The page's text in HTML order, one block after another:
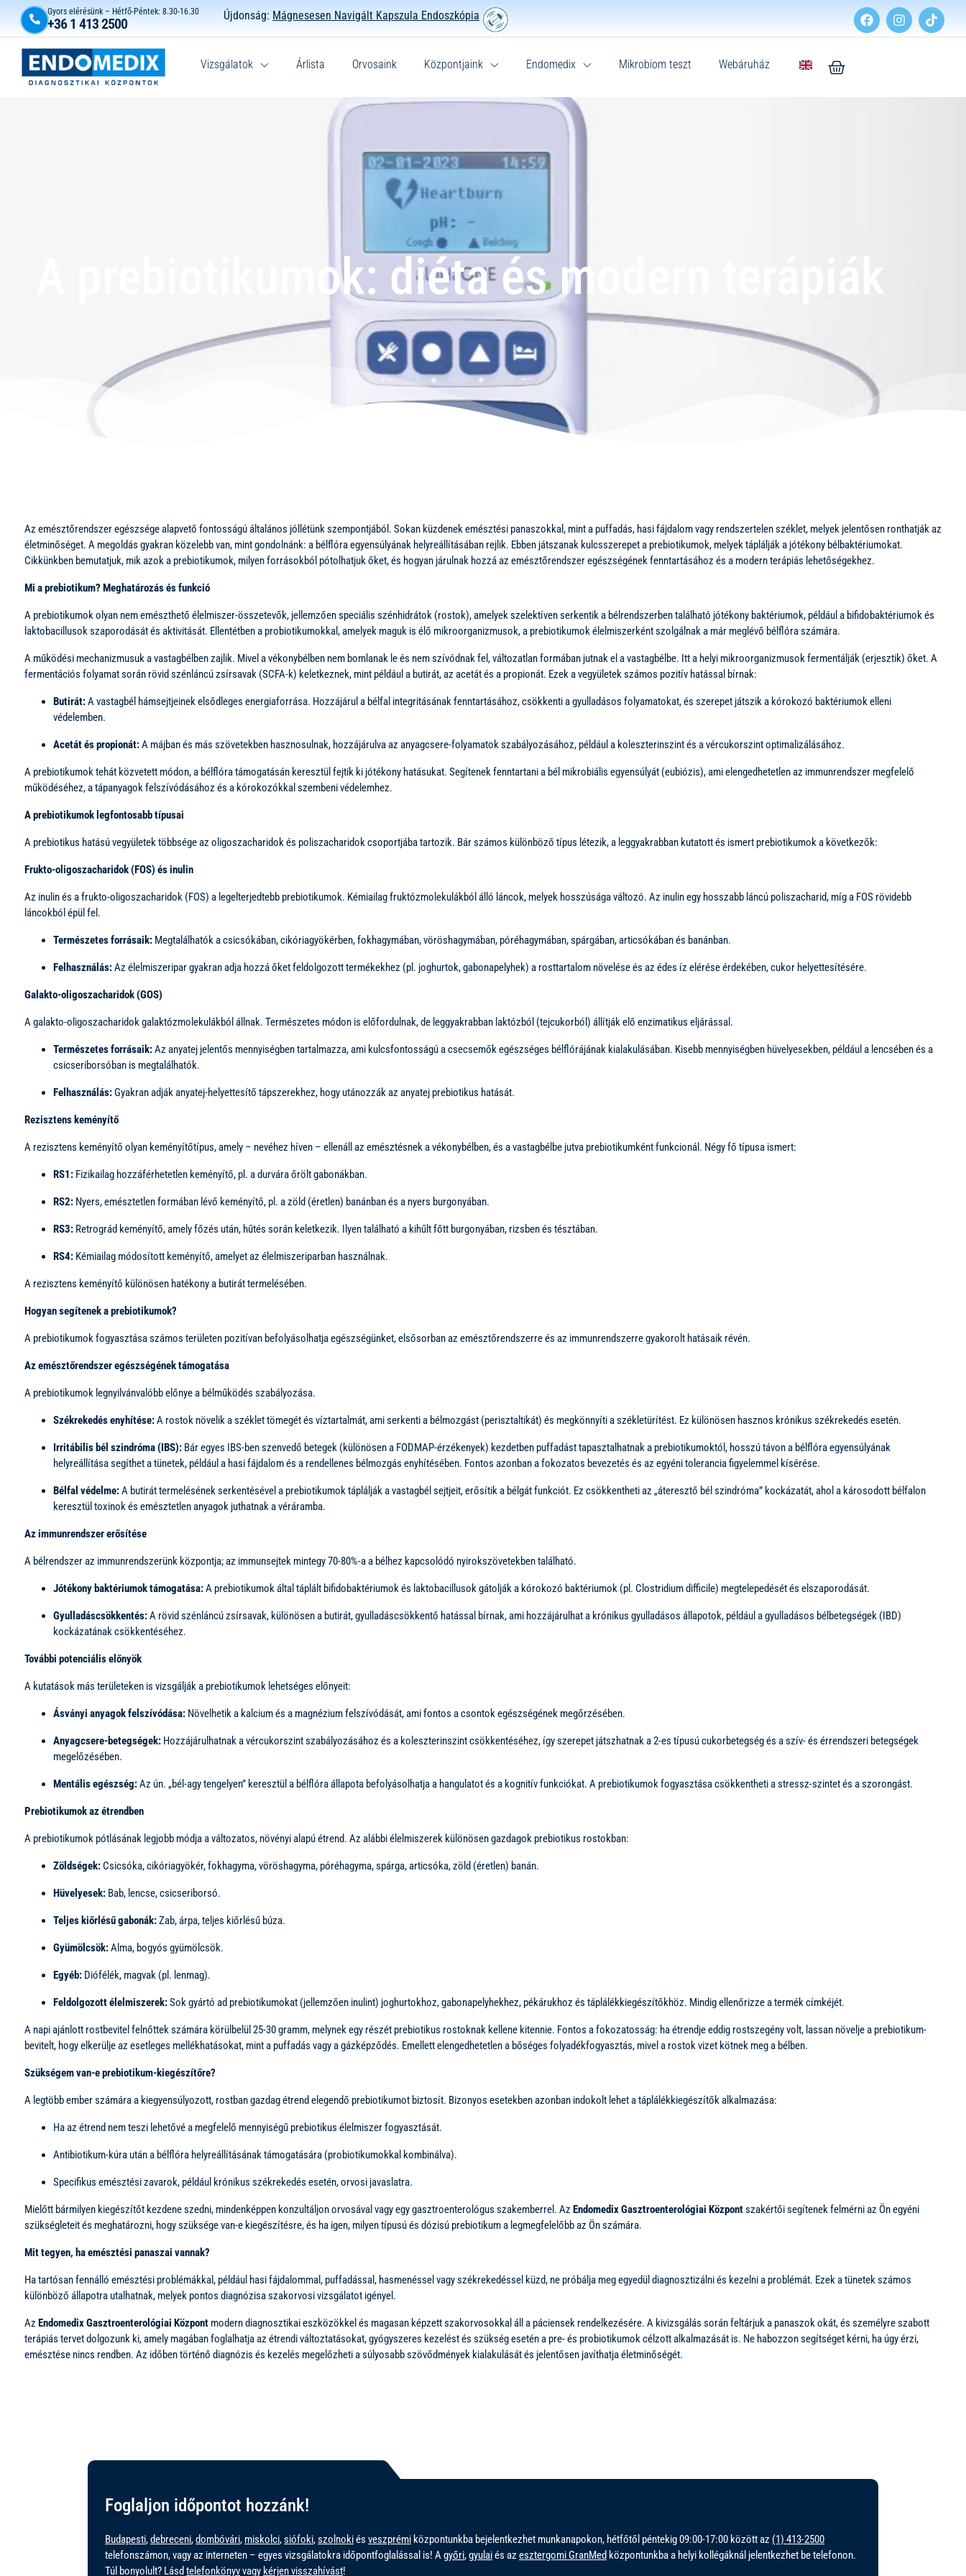
Gyors elérésünk – Hétfő-Péntek: 8.30-16.30
+36 1 413 2500 Újdonság: Mágnesesen Navigált Kapszula Endoszkópia
Vizsgálatok Árlista Orvosaink Központjaink Endomedix Mikrobiom teszt Webáruház
A prebiotikumok: diéta és modern terápiák
Az emésztőrendszer egészsége alapvető fontosságú általános jóllétünk szempontjából. Sokan küzdenek emésztési panaszokkal, mint a puffadás, hasi fájdalom vagy rendszertelen széklet, melyek jelentősen ronthatják az
életminőséget. A megoldás gyakran közelebb van, mint gondolnánk: a bélflóra egyensúlyának helyreállításában rejlik. Ebben játszanak kulcsszerepet a prebiotikumok, melyek táplálják a jótékony bélbaktériumokat.
Cikkünkben bemutatjuk, mik azok a prebiotikumok, milyen forrásokból pótolhatjuk őket, és hogyan járulnak hozzá az emésztőrendszer egészségének fenntartásához és a modern terápiás lehetőségekhez.
Mi a prebiotikum? Meghatározás és funkció
A prebiotikumok olyan nem emészthető élelmiszer-összetevők, jellemzően speciális szénhidrátok (rostok), amelyek szelektíven serkentik a bélrendszerben található jótékony baktériumok, például a bifidobaktériumok és
laktobacillusok szaporodását és aktivitását. Ellentétben a probiotikumokkal, amelyek maguk is élő mikroorganizmusok, a prebiotikumok élelmiszerként szolgálnak a már meglévő bélflóra számára.
A működési mechanizmusuk a vastagbélben zajlik. Mivel a vékonybélben nem bomlanak le és nem szívódnak fel, változatlan formában jutnak el a vastagbélbe. Itt a helyi mikroorganizmusok fermentálják (erjesztik) őket. A
fermentációs folyamat során rövid szénláncú zsírsavak (SCFA-k) keletkeznek, mint például a butirát, az acetát és a propionát. Ezek a vegyületek számos pozitív hatással bírnak:
Butirát:A vastagbél hámsejtjeinek elsődleges energiaforrása. Hozzájárul a bélfal integritásának fenntartásához, csökkenti a gyulladásos folyamatokat, és szerepet játszik a kórokozó baktériumok elleni
védelemben.
Acetát és propionát:A májban és más szövetekben hasznosulnak, hozzájárulva az anyagcsere-folyamatok szabályozásához, például a koleszterinszint és a vércukorszint optimalizálásához.
A prebiotikumok tehát közvetett módon, a bélflóra támogatásán keresztül fejtik ki jótékony hatásukat. Segítenek fenntartani a bél mikrobiális egyensúlyát (eubiózis), ami elengedhetetlen az immunrendszer megfelelő
működéséhez, a tápanyagok felszívódásához és a kórokozókkal szembeni védelemhez.
A prebiotikumok legfontosabb típusai
A prebiotikus hatású vegyületek többsége az oligoszacharidok és poliszacharidok csoportjába tartozik. Bár számos különböző típus létezik, a leggyakrabban kutatott és ismert prebiotikumok a következők:
Frukto-oligoszacharidok (FOS) és inulin
Az inulin és a frukto-oligoszacharidok (FOS) a legelterjedtebb prebiotikumok. Kémiailag fruktózmolekulákból álló láncok, melyek hosszúsága változó. Az inulin egy hosszabb láncú poliszacharid, míg a FOS rövidebb
láncokból épül fel.
Természetes forrásaik: Megtalálhatók a csicsókában, cikóriagyökérben, fokhagymában, vöröshagymában, póréhagymában, spárgában, articsókában és banánban.
Felhasználás:Az élelmiszeripar gyakran adja hozzá őket feldolgozott termékekhez (pl. joghurtok, gabonapelyhek) a rosttartalom növelése és az édes íz elérése érdekében, cukor helyettesítésére.
Galakto-oligoszacharidok (GOS)
A galakto-oligoszacharidok galaktózmolekulákból állnak. Természetes módon is előfordulnak, de leggyakrabban laktózból (tejcukorból) állítják elő enzimatikus eljárással.
Természetes forrásaik:Az anyatej jelentős mennyiségben tartalmazza, ami kulcsfontosságú a csecsemők egészséges bélflórájának kialakulásában. Kisebb mennyiségben hüvelyesekben, például a lencsében és a
csicseriborsóban is megtalálhatók.
Felhasználás:Gyakran adják anyatej-helyettesítő tápszerekhez, hogy utánozzák az anyatej prebiotikus hatását.
Rezisztens keményítő
A rezisztens keményítő olyan keményítőtípus, amely – nevéhez híven – ellenáll az emésztésnek a vékonybélben, és a vastagbélbe jutva prebiotikumként funkcionál. Négy fő típusa ismert:
RS1: Fizikailag hozzáférhetetlen keményítő, pl. a durvára őrölt gabonákban.
RS2: Nyers, emésztetlen formában lévő keményítő, pl. a zöld (éretlen) banánban és a nyers burgonyában.
RS3: Retrográd keményítő, amely főzés után, hűtés során keletkezik. Ilyen található a kihűlt főtt burgonyában, rizsben és tésztában.
RS4: Kémiailag módosított keményítő, amelyet az élelmiszeriparban használnak.
A rezisztens keményítő különösen hatékony a butirát termelésében.
Hogyan segítenek a prebiotikumok?
A prebiotikumok fogyasztása számos területen pozitívan befolyásolhatja egészségünket, elsősorban az emésztőrendszerre és az immunrendszerre gyakorolt hatásaik révén.
Az emésztőrendszer egészségének támogatása
A prebiotikumok legnyilvánvalóbb előnye a bélműködés szabályozása.
Székrekedés enyhítése:A rostok növelik a széklet tömegét és víztartalmát, ami serkenti a bélmozgást (perisztaltikát) és megkönnyíti a székletürítést. Ez különösen hasznos krónikus székrekedés esetén.
Irritábilis bél szindróma (IBS): Bár egyes IBS-ben szenvedő betegek (különösen a FODMAP-érzékenyek) kezdetben puffadást tapasztalhatnak a prebiotikumoktól, hosszú távon a bélflóra egyensúlyának
helyreállítása segíthet a tünetek, például a hasi fájdalom és a rendellenes bélmozgás enyhítésében. Fontos azonban a fokozatos bevezetés és az egyéni tolerancia figyelemmel kísérése.
Bélfal védelme:A butirát termelésének serkentésével a prebiotikumok táplálják a vastagbél sejtjeit, erősítik a bélgát funkciót. Ez csökkentheti az „áteresztő bél szindróma” kockázatát, ahol a károsodott bélfalon
keresztül toxinok és emésztetlen anyagok juthatnak a véráramba.
Az immunrendszer erősítése
A bélrendszer az immunrendszerünk központja; az immunsejtek mintegy 70-80%-a a bélhez kapcsolódó nyirokszövetekben található.
Jótékony baktériumok támogatása:A prebiotikumok által táplált bifidobaktériumok és laktobacillusok gátolják a kórokozó baktériumok (pl. Clostridium difficile) megtelepedését és elszaporodását.
Gyulladáscsökkentés:A rövid szénláncú zsírsavak, különösen a butirát, gyulladáscsökkentő hatással bírnak, ami hozzájárulhat a krónikus gyulladásos állapotok, például a gyulladásos bélbetegségek (IBD)
kockázatának csökkentéséhez.
További potenciális előnyök
A kutatások más területeken is vizsgálják a prebiotikumok lehetséges előnyeit:
Ásványi anyagok felszívódása: Növelhetik a kalcium és a magnézium felszívódását, ami fontos a csontok egészségének megőrzésében.
Anyagcsere-betegségek: Hozzájárulhatnak a vércukorszint szabályozásához és a koleszterinszint csökkentéséhez, így szerepet játszhatnak a 2-es típusú cukorbetegség és a szív- és érrendszeri betegségek
megelőzésében.
Mentális egészség:Az ún. „bél-agy tengelyen” keresztül a bélflóra állapota befolyásolhatja a hangulatot és a kognitív funkciókat. A prebiotikumok fogyasztása csökkentheti a stressz-szintet és a szorongást.
Prebiotikumok az étrendben
A prebiotikumok pótlásának legjobb módja a változatos, növényi alapú étrend. Az alábbi élelmiszerek különösen gazdagok prebiotikus rostokban:
Zöldségek: Csicsóka, cikóriagyökér, fokhagyma, vöröshagyma, póréhagyma, spárga, articsóka, zöld (éretlen) banán.
Hüvelyesek: Bab, lencse, csicseriborsó.
Teljes kiőrlésű gabonák:Zab, árpa, teljes kiőrlésű búza.
Gyümölcsök:Alma, bogyós gyümölcsök.
Egyéb: Diófélék, magvak (pl. lenmag).
Feldolgozott élelmiszerek:Sok gyártó ad prebiotikumokat (jellemzően inulint) joghurtokhoz, gabonapelyhekhez, pékárukhoz és táplálékkiegészítőkhöz. Mindig ellenőrizze a termék címkéjét.
A napi ajánlott rostbevitel felnőttek számára körülbelül 25-30 gramm, melynek egy részét prebiotikus rostoknak kellene kitennie. Fontos a fokozatosság: ha étrendje eddig rostszegény volt, lassan növelje a prebiotikum-
bevitelt, hogy elkerülje az esetleges mellékhatásokat, mint a puffadás vagy a gázképződés. Emellett elengedhetetlen a bőséges folyadékfogyasztás, mivel a rostok vizet kötnek meg a bélben.
Szükségem van-e prebiotikum-kiegészítőre?
A legtöbb ember számára a kiegyensúlyozott, rostban gazdag étrend elegendő prebiotikumot biztosít. Bizonyos esetekben azonban indokolt lehet a táplálékkiegészítők alkalmazása:
Ha az étrend nem teszi lehetővé a megfelelő mennyiségű prebiotikus élelmiszer fogyasztását.
Antibiotikum-kúra után a bélflóra helyreállításának támogatására (probiotikumokkal kombinálva).
Specifikus emésztési zavarok, például krónikus székrekedés esetén, orvosi javaslatra.
Mielőtt bármilyen kiegészítőt kezdene szedni, mindenképpen konzultáljon orvosával vagy egy gasztroenterológus szakemberrel. Az Endomedix Gasztroenterológiai Központszakértői segítenek felmérni az Ön egyéni
szükségleteit és meghatározni, hogy szüksége van-e kiegészítésre, és ha igen, milyen típusú és dózisú prebiotikum a legmegfelelőbb az Ön számára.
Mit tegyen, ha emésztési panaszai vannak?
Ha tartósan fennálló emésztési problémákkal, például hasi fájdalommal, puffadással, hasmenéssel vagy székrekedéssel küzd, ne próbálja meg egyedül diagnosztizálni és kezelni a problémát. Ezek a tünetek számos
különböző állapotra utalhatnak, melyek pontos diagnózisa szakorvosi vizsgálatot igényel.
Az Endomedix Gasztroenterológiai Központ modern diagnosztikai eszközökkel és magasan képzett szakorvosokkal áll a páciensek rendelkezésére. A kivizsgálás során feltárjuk a panaszok okát, és személyre szabott
terápiás tervet dolgozunk ki, amely magában foglalhatja az étrendi változtatásokat, gyógyszeres kezelést és szükség esetén a pre- és probiotikumok célzott alkalmazását is. Ne habozzon segítséget kérni, ha úgy érzi,
emésztése nincs rendben. Az időben történő diagnózis és kezelés megelőzheti a súlyosabb szövődmények kialakulását és jelentősen javíthatja életminőségét.
Foglaljon időpontot hozzánk!
Budapesti,debreceni,dombóvári, miskolci,siófoki,szolnokiés veszprémi központunkba bejelentkezhet munkanapokon, hétfőtől péntekig 09:00-17:00 között az (1) 413-2500
telefonszámon, vagy az interneten – egyes vizsgálatokra időpontfoglalással is! Agyőri,gyulaiés az esztergomi GranMed központunkba a helyi kollégáknál jelentkezhet be telefonon.
Túl bonyolult? Lásd telefonkönyvvagy kérjen visszahívást!